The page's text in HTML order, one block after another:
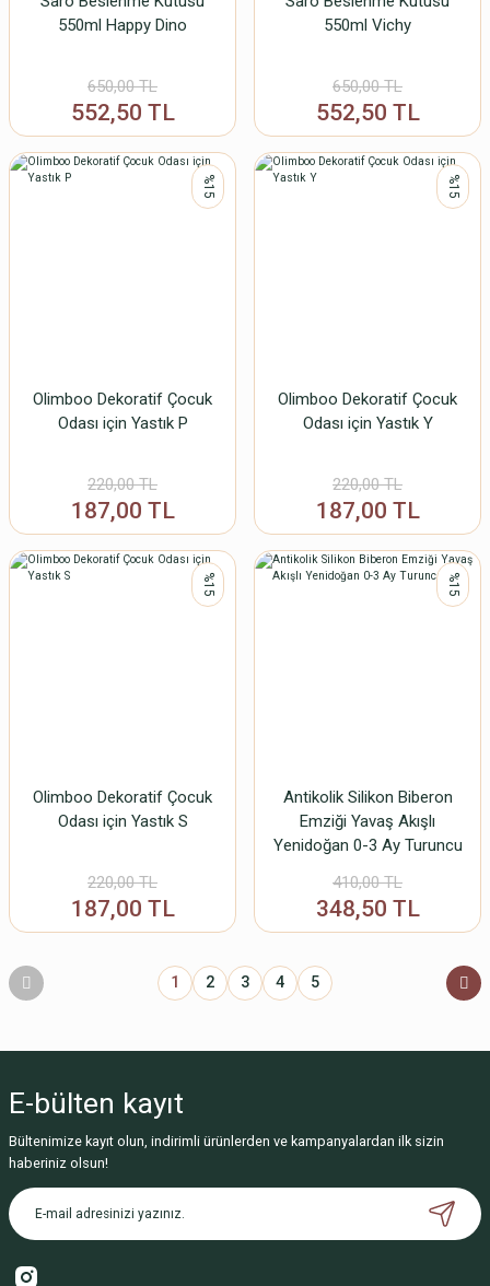
550ml Happy Dino
650,00 TL
552,50 TL
550ml Vichy
650,00 TL
552,50 TL
%15
Olimboo Dekoratif Çocuk
Odası için Yastık P
220,00 TL
187,00 TL
%15
Olimboo Dekoratif Çocuk
Odası için Yastık Y
220,00 TL
187,00 TL
%15
Olimboo Dekoratif Çocuk
Odası için Yastık S
220,00 TL
187,00 TL
%15
Antikolik Silikon Biberon
Emziği Yavaş Akışlı
Yenidoğan 0-3 Ay Turuncu
410,00 TL
348,50 TL
1 2 3 4 5
E-bülten kayıt
Bültenimize kayıt olun, indirimli ürünlerden ve kampanyalardan ilk sizin
haberiniz olsun!